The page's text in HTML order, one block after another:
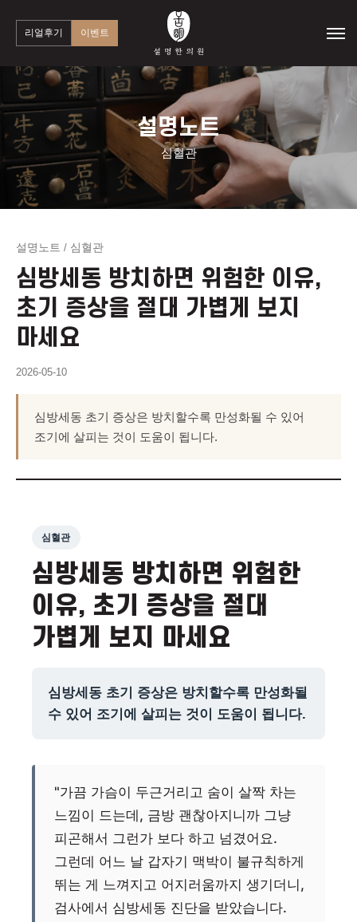
리얼후기 이벤트
설명노트
심혈관
설명노트 / 심혈관
심방세동 방치하면 위험한 이유,
초기 증상을 절대 가볍게 보지
마세요
2026-05-10
심방세동 초기 증상은 방치할수록 만성화될 수 있어
조기에 살피는 것이 도움이 됩니다.
심혈관
심방세동 방치하면 위험한
이유, 초기 증상을 절대
가볍게 보지 마세요
심방세동 초기 증상은 방치할수록 만성화될
수 있어 조기에 살피는 것이 도움이 됩니다.
"가끔 가슴이 두근거리고 숨이 살짝 차는
느낌이 드는데, 금방 괜찮아지니까 그냥
피곤해서 그런가 보다 하고 넘겼어요.
그런데 어느 날 갑자기 맥박이 불규칙하게
뛰는 게 느껴지고 어지러움까지 생기더니,
검사에서 심방세동 진단을 받았습니다.